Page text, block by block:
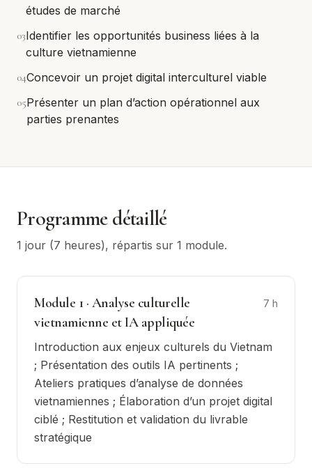
études de marché
03Identifier les opportunités business liées à la
culture vietnamienne
04Concevoir un projet digital interculturel viable
05Présenter un plan d’action opérationnel aux
parties prenantes
Programme détaillé
1 jour (7 heures), répartis sur 1 module.
Module 1· Analyse culturelle
vietnamienne et IA appliquée
7 h
Introduction aux enjeux culturels du Vietnam
; Présentation des outils IA pertinents ;
Ateliers pratiques d’analyse de données
vietnamiennes ; Élaboration d’un projet digital
ciblé ; Restitution et validation du livrable
stratégique